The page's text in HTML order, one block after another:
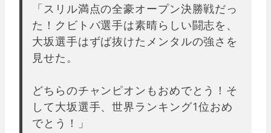
「スリル満点の全豪オープン決勝戦だっ
た！クビトバ選手は素晴らしい闘志を、
大坂選手はずば抜けたメンタルの強さを
見せた。
どちらのチャンピオンもおめでとう！そ
して大坂選手、世界ランキング1位おめ
でとう！」